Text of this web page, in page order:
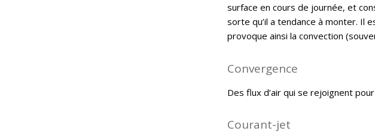
surface en cours de journée, et
sorte qu’il a tendance à monter. Il
provoque ainsi la convection
Convergence
Des flux d’air qui se rejoignent
Courant-jet